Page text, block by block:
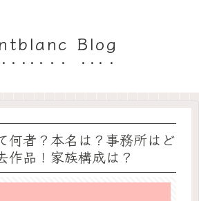
Blog
何者？本名は？事務所はど
作品！家族構成は？